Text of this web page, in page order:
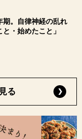
期。自律神経の乱れ
・始めたこと」
る